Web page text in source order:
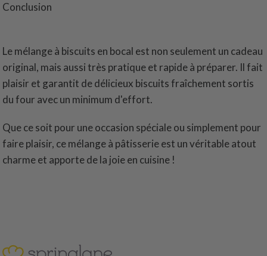
Conclusion
Le mélange à biscuits en bocal est non seulement un cadeau
original, mais aussi très pratique et rapide à préparer. Il fait
plaisir et garantit de délicieux biscuits fraîchement sortis
du four avec un minimum d'effort.
Que ce soit pour une occasion spéciale ou simplement pour
faire plaisir, ce mélange à pâtisserie est un véritable atout
charme et apporte de la joie en cuisine !